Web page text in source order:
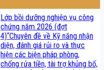
Lớp bồi dưỡng nghiệp vụ công
chứng năm 2026 (đợt
4)“Chuyên đề về Kỹ năng nhận
diện, đánh giá rủi ro và thực
hiện các biện pháp phòng,
chống rửa tiền, tài trợ khủng bố,